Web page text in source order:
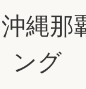
沖縄那
ング